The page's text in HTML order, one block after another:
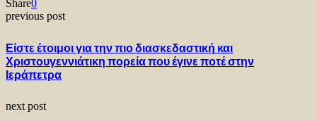
Share0
previous post
Είστε έτοιμοι για την πιο διασκεδαστική και
Χριστουγεννιάτικη πορεία που έγινε ποτέ στην
Ιεράπετρα
next post